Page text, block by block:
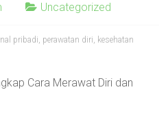
Uncategorized
pribadi, perawatan diri, kesehatan
Cara Merawat Diri dan